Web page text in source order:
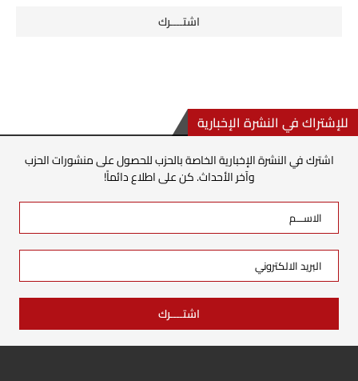
للإشتراك في النشرة الإخبارية
اشترك في النشرة الإخبارية الخاصة بالحزب للحصول على منشورات الحزب
وآخر الأحداث. كن على اطلاع دائماً!